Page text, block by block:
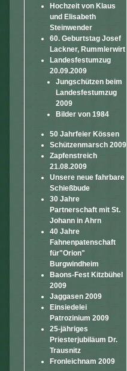
Hochzeit von Klaus
und Elisabeth
Steinwender
60. Geburtstag Josef
Lackner, Rummlerwirt
Landesfestumzug
20.09.2009
Jungschützen beim
Landesfestumzug
2009
Bilder von 1984
50 Jahrfeier Kössen
Schützenmarsch 2009
Zapfenstreich
21.08.2009
Unsere neue fahrbare
Schießbude
30 Jahre
Partnerschaft mit St.
Johann in Ahrn
40 Jahre
Fahnenpatenschaft
für"Orion"
Burgwindheim
Baons-Fest Kitzbühel
2009
Jaggasen 2009
Einsiedelei
Patrozinium 2009
25-jähriges
Priesterjubiläum Dr.
Trausnitz
Fronleichnam 2009